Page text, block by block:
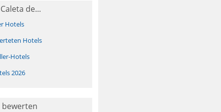
de...
Hotels
Hotels
Hotels
2026